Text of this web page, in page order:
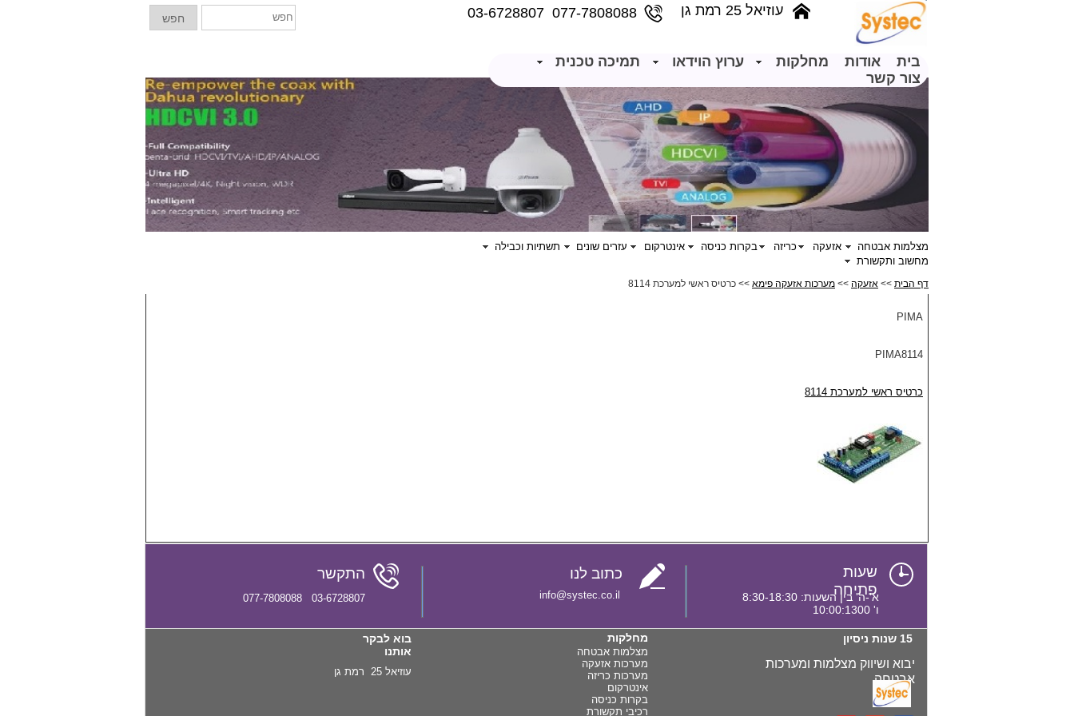
בית אודות מחלקות ערוץ הוידאו
תמיכה טכנית
צור קשר
חפש 077-7808088 03-6728807
מצלמות אבטחה אזעקה כריזה בקרות כניסה אינטרקום עזרים שונים
תשתיות וכבילה
מחשוב ותקשורת
עוזיאל 25 רמת גן
דף הבית >> אזעקה >> מערכות אזעקה פימא >> כרטיס ראשי למערכת 8114
PIMA
PIMA8114
כרטיס ראשי למערכת 8114
15 שנות ניסיון
בוא לבקר
אותנו
מחלקות
עוזיאל 25 רמת גן
מצלמות אבטחה
מערכות אזעקה
מערכות כריזה
אינטרקום
בקרות כניסה
רכיבי תקשורת
יבוא ושיווק מצלמות ומערכות
אבטחה
שעות
פתיחה
כתוב לנו התקשר
א'-ה' בין השעות: 8:30-18:30
ו' 10:00:1300
03-6728807 077-7808088 info@systec.co.il